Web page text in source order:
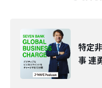
特定
事 連